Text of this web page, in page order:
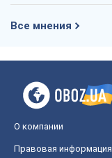
Все мнения
О компании
Правовая информация